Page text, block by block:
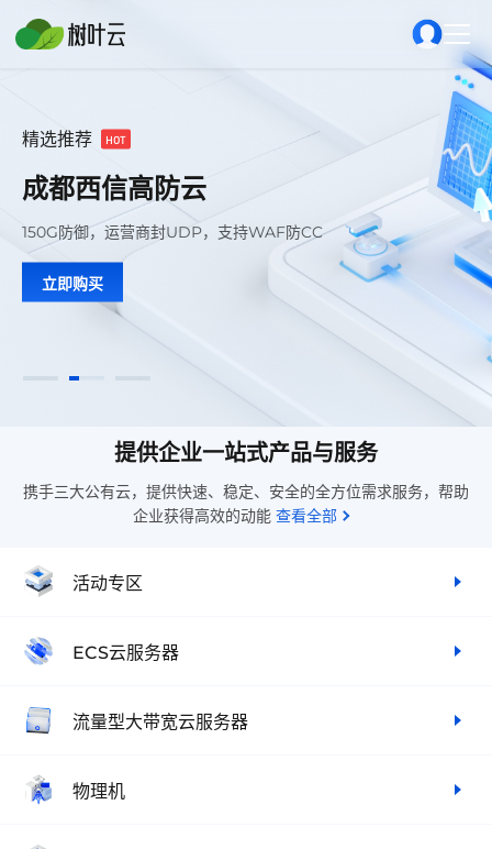
精选推荐
江苏南京物理机399起
52核64G内存800G硬盘30M宽带
立即购买
精选推荐
江苏南京政企云
江苏南京20G防御；江苏省电信骨干直链线路.
立即购买
精选推荐 HOT
成都西信高防云
150G防御，运营商封UDP，支持WAF防CC
立即购买
精选推荐
江苏南京物理机399起
52核64G内存800G硬盘30M宽带
立即购买
精选推荐
江苏南京政企云
江苏南京20G防御；江苏省电信骨干直链线路.
立即购买
提供企业一站式产品与服务
携手三大公有云，提供快速、稳定、安全的全方位需求服务，帮助
企业获得高效的动能 查看全部
活动专区
ECS云服务器
流量型大带宽云服务器
物理机